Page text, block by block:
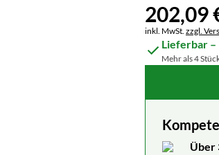
202,09
Steuerhinweis:
inkl. MwSt. zzgl.
Lieferbar
Mehr als 4
Über